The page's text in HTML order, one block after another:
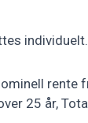
individuelt.
rente
25 år,